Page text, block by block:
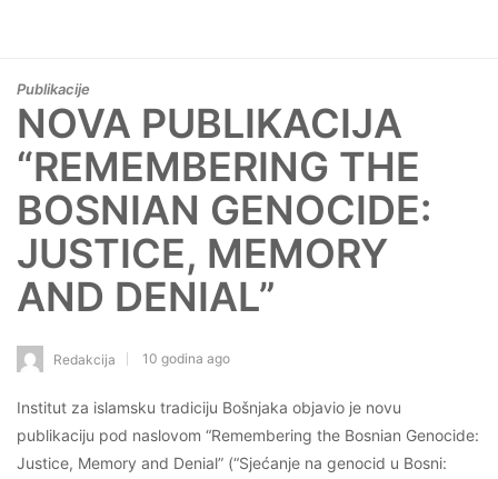
Publikacije
NOVA PUBLIKACIJA
“REMEMBERING THE
BOSNIAN GENOCIDE:
JUSTICE, MEMORY
AND DENIAL”
Redakcija 10 godina ago
Institut za islamsku tradiciju Bošnjaka objavio je novu
publikaciju pod naslovom “Remembering the Bosnian Genocide:
Justice, Memory and Denial” (“Sjećanje na genocid u Bosni: